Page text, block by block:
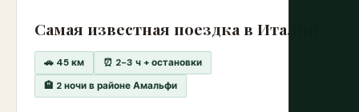
Самая известная поездка в Италии
🚗 45 км
⏰ 2-3 ч + остановки
🏨 2 ночи в районе Амальфи